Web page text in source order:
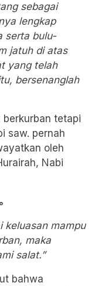
sebagai
lengkap
serta bulu-
jatuh di atas
yang telah
bersenanglah
tetapi
saw. pernah
oleh
Nabi
keluasan mampu
maka
salat.”
bahwa